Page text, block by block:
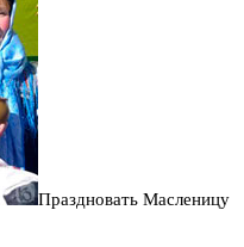
Праздновать Масленицу